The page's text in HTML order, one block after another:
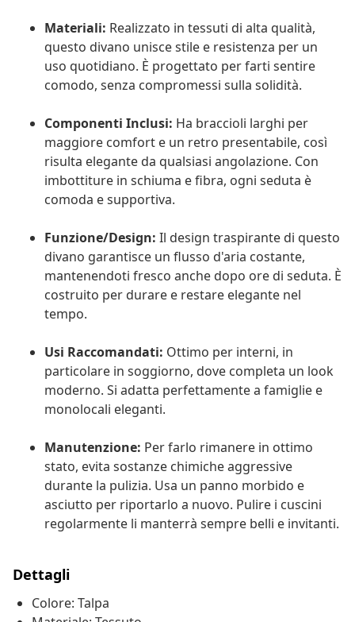
Materiali: Realizzato in tessuti di alta qualità,
questo divano unisce stile e resistenza per un
uso quotidiano. È progettato per farti sentire
comodo, senza compromessi sulla solidità.
Componenti Inclusi: Ha braccioli larghi per
maggiore comfort e un retro presentabile, così
risulta elegante da qualsiasi angolazione. Con
imbottiture in schiuma e fibra, ogni seduta è
comoda e supportiva.
Funzione/Design: Il design traspirante di questo
divano garantisce un flusso d'aria costante,
mantenendoti fresco anche dopo ore di seduta. È
costruito per durare e restare elegante nel
tempo.
Usi Raccomandati: Ottimo per interni, in
particolare in soggiorno, dove completa un look
moderno. Si adatta perfettamente a famiglie e
monolocali eleganti.
Manutenzione: Per farlo rimanere in ottimo
stato, evita sostanze chimiche aggressive
durante la pulizia. Usa un panno morbido e
asciutto per riportarlo a nuovo. Pulire i cuscini
regolarmente li manterrà sempre belli e invitanti.
Dettagli
Colore: Talpa